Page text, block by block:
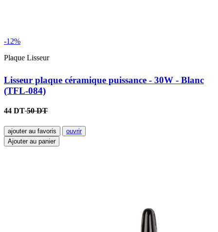
-12%
Plaque Lisseur
Lisseur plaque céramique puissance - 30W - Blanc
(TFL-084)
44 DT50 DT
ajouter au favoris
ouvrir
Ajouter au panier